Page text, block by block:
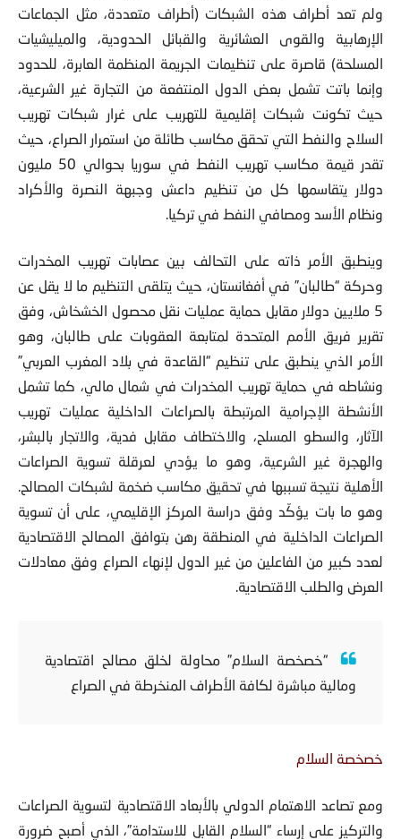
ولم تعد أطراف هذه الشبكات (أطراف متعددة، مثل الجماعات
الإرهابية والقوى العشائریة والقبائل الحدودیة، والمیلیشیات
المسلحة) قاصرة على تنظیمات الجریمة المنظمة العابرة، للحدود
وإنما باتت تشمل بعض الدول المنتفعة من التجارة غیر الشرعیة،
حیث تكونت شبكات إقلیمیة للتهریب على غرار شبكات تهریب
السلاح والنفط التي تحقق مكاسب طائلة من استمرار الصراع، حيث
تقدر قیمة مكاسب تهریب النفط في سوریا بحوالي 50 ملیون
دولار يتقاسمها كل من تنظيم داعش وجبهة النصرة والأكراد
ونظام الأسد ومصافي النفط في تركیا.
وینطبق الأمر ذاته على التحالف بین عصابات تهریب المخدرات
وحركة “طالبان” في أفغانستان، حیث یتلقى التنظیم ما لا یقل عن
5 ملایین دولار مقابل حمایة عملیات نقل محصول الخشخاش، وفق
تقریر فریق الأمم المتحدة لمتابعة العقوبات على طالبان، وهو
الأمر الذي ینطبق على تنظیم “القاعدة في بلاد المغرب العربي”
ونشاطه في حمایة تهریب المخدرات في شمال مالي، كما تشمل
الأنشطة الإجرامیة المرتبطة بالصراعات الداخلیة عملیات تهریب
الآثار، والسطو المسلح، والاختطاف مقابل فدیة، والاتجار بالبشر،
والهجرة غیر الشرعیة، وهو ما یؤدي لعرقلة تسویة الصراعات
الأهلية نتیجة تسببها في تحقیق مكاسب ضخمة لشبكات المصالح.
وهو ما بات يؤكّد وفق دراسة المركز الإقليمي، على أن تسویة
الصراعات الداخلیة في المنطقة رهن بتوافق المصالح الاقتصادیة
لعدد كبیر من الفاعلین من غیر الدول لإنهاء الصراع وفق معادلات
العرض والطلب الاقتصادیة.
“خصخصة السلام” محاولة لخلق مصالح اقتصادیة
ومالیة مباشرة لكافة الأطراف المنخرطة في الصراع
خصخصة السلام
ومع تصاعد الاهتمام الدولي بالأبعاد الاقتصادیة لتسویة الصراعات
والتركیز على إرساء “السلام القابل للاستدامة”، الذي أصبح ضرورة